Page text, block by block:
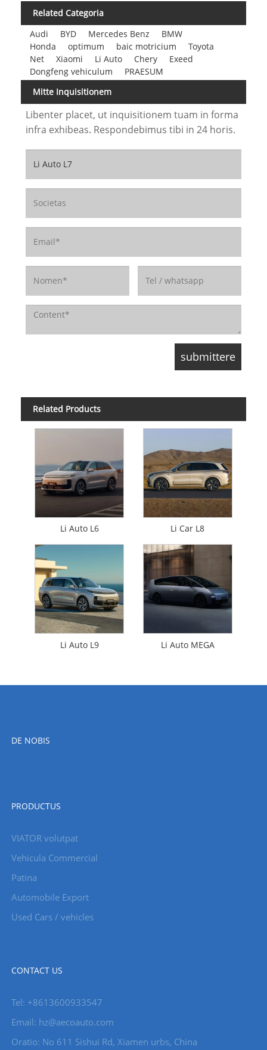
Related Categoria
Audi
BYD Mercedes Benz
BMW
Honda
optimum baic motricium
Toyota
Net
Xiaomi Li Auto Chery
Exeed
Dongfeng vehiculum
PRAESUM
Mitte Inquisitionem
Libenter placet, ut inquisitionem tuam in forma
infra exhibeas. Respondebimus tibi in 24 horis.
Related Products
Li Auto L6 Li Car L8
Li Auto L9 Li Auto MEGA
DE NOBIS
PRODUCTUS
VIATOR volutpat
Vehicula Commercial
Patina
Automobile Export
Used Cars / vehicles
CONTACT US
Tel: +8613600933547
Email: hz@aecoauto.com
Oratio: No 611 Sishui Rd, Xiamen urbs, China